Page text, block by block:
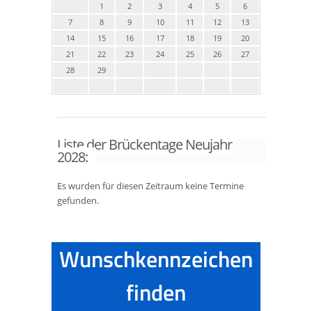
1
2 3 4 5
6
7
8 9 10 11 12
13
14
15 16 17 18 19
20
21
22 23 24 25 26
27
28
29
Liste der Brückentage Neujahr
2028:
Es wurden für diesen Zeitraum keine Termine
gefunden.